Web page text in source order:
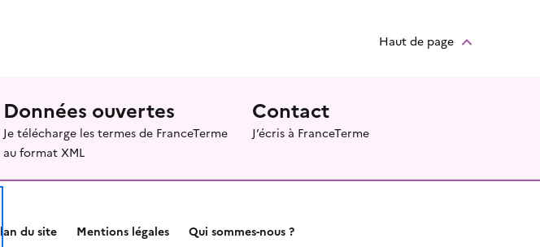
Haut de page
Données ouvertes
Je télécharge les termes de FranceTerme
au format XML
Contact
J’écris à FranceTerme
Plan du site Mentions légales Qui sommes-nous ?